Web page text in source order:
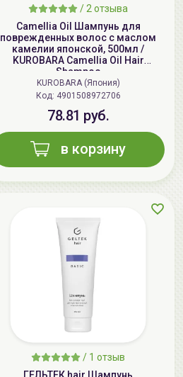
/ 2 отзыва
Camellia Oil Шампунь для
поврежденных волос с маслом
камелии японской, 500мл /
KUROBARA Camellia Oil Hair
Shampoo
KUROBARA (Япония)
Код: 4901508972706
78.81 руб.
в корзину
/ 1 отзыв